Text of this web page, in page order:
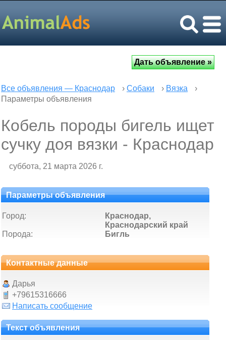
Все объявления — Краснодар › Собаки › Вязка
›
Параметры объявления
Кобель породы бигель ищет
сучку доя вязки - Краснодар
суббота, 21 марта 2026 г.
Параметры объявления
Город:
Краснодар,
Краснодарский край
Порода:
Бигль
Контактные данные
Дарья
+79615316666
Написать сообщение
Текст объявления